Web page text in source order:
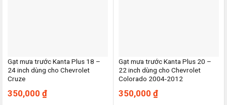
Gạt mưa trước Kanta Plus 18 –
24 inch dùng cho Chevrolet
Cruze
350,000 ₫
Gạt mưa trước Kanta Plus 20 –
22 inch dùng cho Chevrolet
Colorado 2004-2012
350,000 ₫